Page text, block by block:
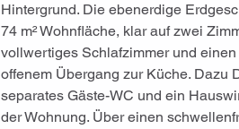
Hintergrund. Die ebenerdige
74 m² Wohnfläche, klar auf zwei
vollwertiges Schlafzimmer und
offenem Übergang zur Küche. Dazu
separates Gäste-WC und ein
der Wohnung. Über einen